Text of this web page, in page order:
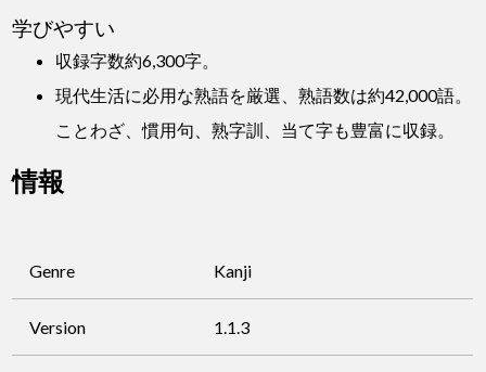
学びやすい
収録字数約6,300字。
現代生活に必用な熟語を厳選、熟語数は約42,000語。
ことわざ、慣用句、熟字訓、当て字も豊富に収録。
情報
Genre Kanji
Version 1.1.3